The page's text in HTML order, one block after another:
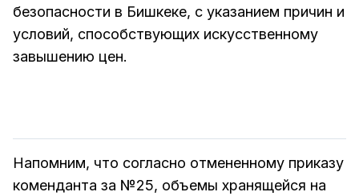
безопасности в Бишкеке, с указанием причин и
условий, способствующих искусственному
завышению цен.
Напомним, что согласно отмененному приказу
коменданта за №25, объемы хранящейся на